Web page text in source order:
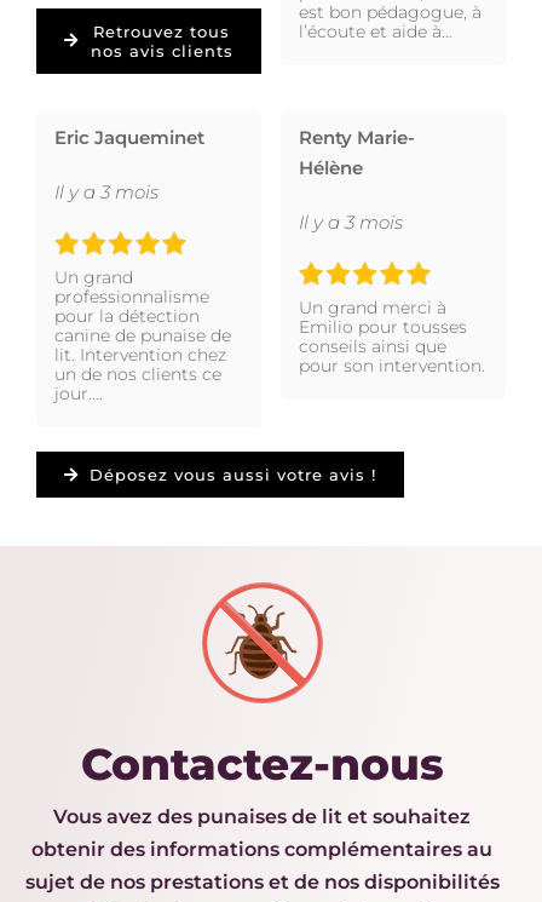
Retrouvez tous
nos avis clients
est bon pédagogue, à
l’écoute et aide à…
Eric Jaqueminet
Il y a 3 mois
Un grand
professionnalisme
pour la détection
canine de punaise de
lit. Intervention chez
un de nos clients ce
jour….
Renty Marie-
Hélène
Il y a 3 mois
Un grand merci à
Emilio pour tousses
conseils ainsi que
pour son intervention.
Déposez vous aussi votre avis !
Contactez-nous
Vous avez des punaises de lit et souhaitez
obtenir des informations complémentaires au
sujet de nos prestations et de nos disponibilités